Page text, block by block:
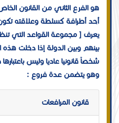
هو الفرع الثاني من القانون
أحد أطرافة كسلطة وعلاقته
يعرف [ مجموعة القواعد التي
بينهم وبين الدولة إذا دخلت هذه
شخصاً قانونيا عاديا وليس
وهو يتضمن عدة فروع :
قانون المرافعات